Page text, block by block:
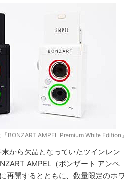
「BONZART AMPEL Premium White Edition」
から欠品となっていたツインレン
AMPEL（ボンザート アンペ
再開するとともに、数量限定のホワ